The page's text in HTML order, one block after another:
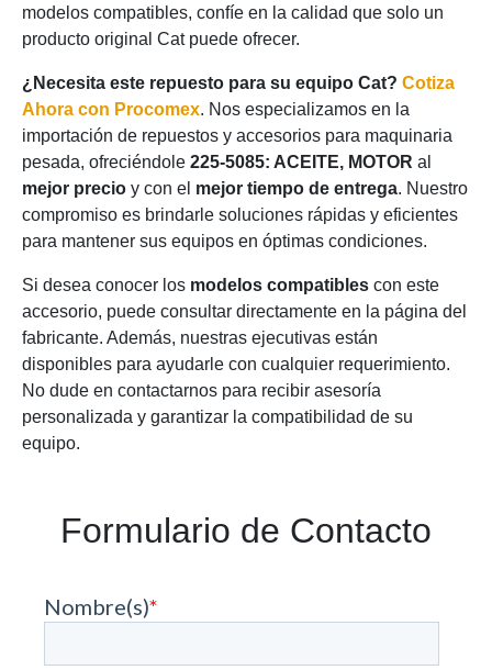
modelos compatibles, confíe en la calidad que solo un
producto original Cat puede ofrecer.
¿Necesita este repuesto para su equipo Cat? Cotiza
Ahora con Procomex. Nos especializamos en la
importación de repuestos y accesorios para maquinaria
pesada, ofreciéndole 225-5085: ACEITE, MOTOR al
mejor precio y con el mejor tiempo de entrega. Nuestro
compromiso es brindarle soluciones rápidas y eficientes
para mantener sus equipos en óptimas condiciones.
Si desea conocer los modelos compatibles con este
accesorio, puede consultar directamente en la página del
fabricante. Además, nuestras ejecutivas están
disponibles para ayudarle con cualquier requerimiento.
No dude en contactarnos para recibir asesoría
personalizada y garantizar la compatibilidad de su
equipo.
Formulario de Contacto